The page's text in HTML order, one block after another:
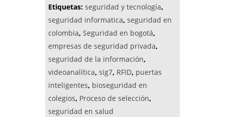
Etiquetas: seguridad y tecnología,
seguridad informatica, seguridad en
colombia, Seguridad en bogotá,
empresas de seguridad privada,
seguridad de la información,
videoanalítica, sig7, RFID, puertas
inteligentes, bioseguridad en
colegios, Proceso de selección,
seguridad en salud